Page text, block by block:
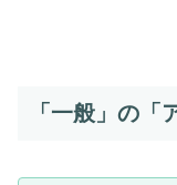
「一般」の「